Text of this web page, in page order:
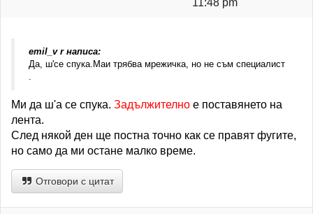
11:48 pm
emil_v r написа:
Да, ш'се спука.Маи трябва мрежичка, но не съм специалист
.
Ми да ш'а се спука. Задължително е поставянето на
лента.
След някой ден ще постна точно как се правят фугите,
но само да ми остане малко време.
Отговори с цитат